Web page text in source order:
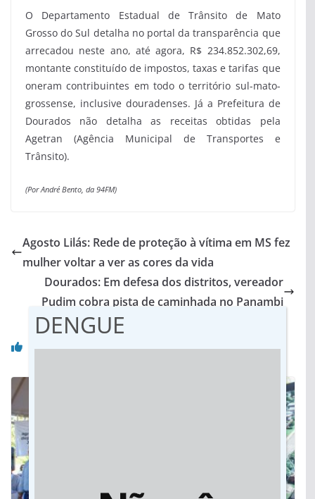
O Departamento Estadual de Trânsito de Mato
Grosso do Sul detalha no portal da transparência que
arrecadou neste ano, até agora, R$ 234.852.302,69,
montante constituído de impostos, taxas e tarifas que
oneram contribuintes em todo o território sul-mato-
grossense, inclusive douradenses. Já a Prefeitura de
Dourados não detalha as receitas obtidas pela
Agetran (Agência Municipal de Transportes e
Trânsito).
(Por André Bento, da 94FM)
Agosto Lilás: Rede de proteção à vítima em MS fez
mulher voltar a ver as cores da vida
Dourados: Em defesa dos distritos, vereador
Pudim cobra pista de caminhada no Panambi
Você pode gostar também
DENGUE